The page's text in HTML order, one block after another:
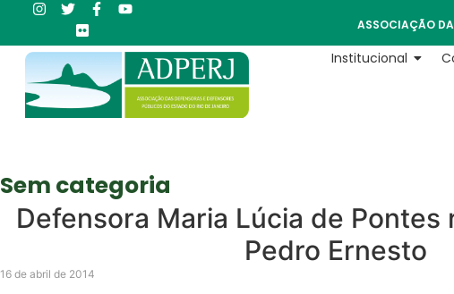
ASSOCIAÇÃO
Institucional
Sem categoria
Defensora Maria Lúcia de Pontes
Pedro Ernesto
16 de abril de 2014